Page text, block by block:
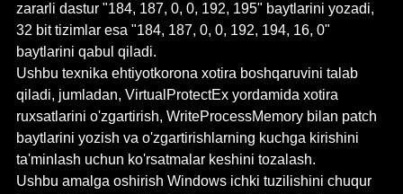
zararli dastur "184, 187, 0, 0, 192, 195" baytlarini yozadi,
32 bit tizimlar esa "184, 187, 0, 0, 192, 194, 16, 0"
baytlarini qabul qiladi.
Ushbu texnika ehtiyotkorona xotira boshqaruvini talab
qiladi, jumladan, VirtualProtectEx yordamida xotira
ruxsatlarini o'zgartirish, WriteProcessMemory bilan patch
baytlarini yozish va o'zgartirishlarning kuchga kirishini
ta'minlash uchun ko'rsatmalar keshini tozalash.
Ushbu amalga oshirish Windows ichki tuzilishini chuqur